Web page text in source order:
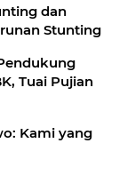
dan
Stunting
Tuai Pujian
Kami yang